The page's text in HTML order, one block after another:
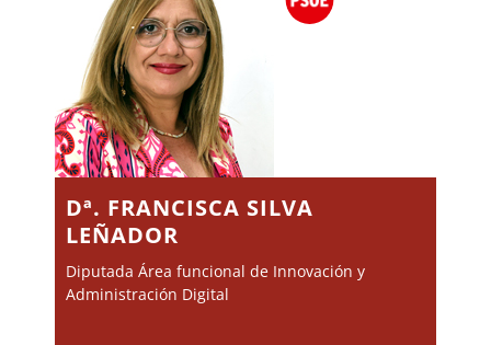
Dª. FRANCISCA SILVA
LEÑADOR
Diputada Área funcional de Innovación y
Administración Digital